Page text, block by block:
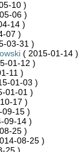
10 )
06 )
14 )
07 )
03-31 )
( 2015-01-14 )
01-12 )
11 )
01-03 )
01-01 )
17 )
09-15 )
09-14 )
25 )
08-25 )
25 )